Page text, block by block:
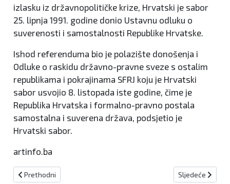
izlasku iz državnopolitičke krize, Hrvatski je sabor
25. lipnja 1991. godine donio Ustavnu odluku o
suverenosti i samostalnosti Republike Hrvatske.
Ishod referenduma bio je polazište donošenja i
Odluke o raskidu državno-pravne sveze s ostalim
republikama i pokrajinama SFRJ koju je Hrvatski
sabor usvojio 8. listopada iste godine, čime je
Republika Hrvatska i formalno-pravno postala
samostalna i suverena država, podsjetio je
Hrvatski sabor.
artinfo.ba
Prethodni članak: Nakon Bihaća, i Mostar, Stolac te Kiseljak na
Prethodni Sljedeći
Sljedeće